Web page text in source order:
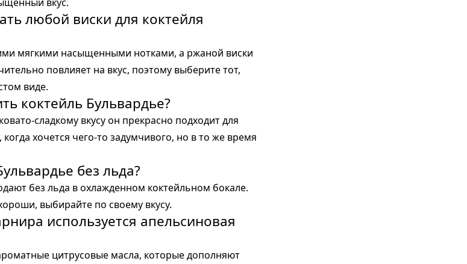
любой виски для коктейля
мягкими насыщенными нотками, а ржаной виски
повлияет на вкус, поэтому выберите тот,
виде.
коктейль Бульвардье?
сладкому вкусу он прекрасно подходит для
хочется чего-то задумчивого, но в то же время
без льда?
без льда в охлажденном коктейльном бокале.
выбирайте по своему вкусу.
используется апельсиновая
цитрусовые масла, которые дополняют